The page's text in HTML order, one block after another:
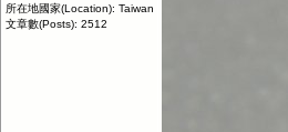
所在地國家(Location): Taiwan
文章數(Posts): 2512